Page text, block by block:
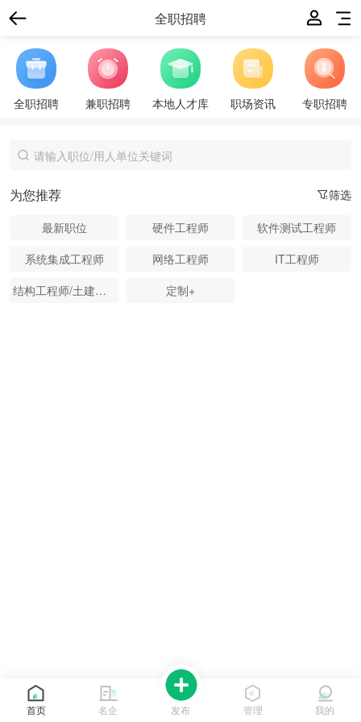
全职招聘
全职招聘 兼职招聘 本地人才库 职场资讯 专职招聘
筛选
为您推荐
最新职位 硬件工程师
软件测试工程师
系统集成工程师
网络工程师
IT工程师
结构工程师/土建工程师
定制+
首页 名企 发布 管理 我的